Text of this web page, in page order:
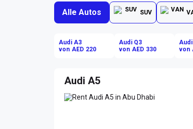
Alle Autos SUV
Audi A3
von AED 220
Audi Q3
von AED 330
von
Audi A5